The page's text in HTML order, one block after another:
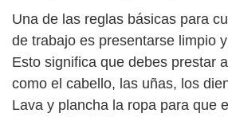
Una de las reglas básicas para
de trabajo es presentarse limpio
Esto significa que debes prestar
como el cabello, las uñas, los
Lava y plancha la ropa para que